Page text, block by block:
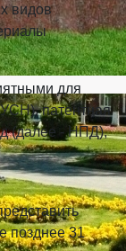
видов
для
патентная
(далее - НПД),
позднее 31